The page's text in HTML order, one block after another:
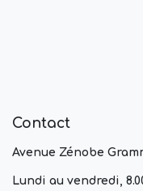
Contact
Avenue Zénobe
Lundi au vendredi,